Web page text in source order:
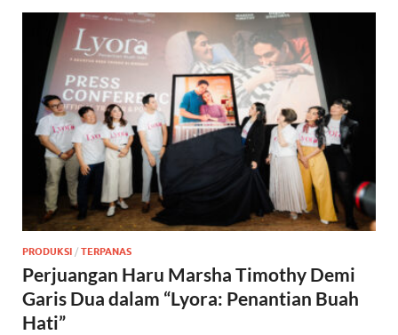
PRODUKSI / TERPANAS
Perjuangan Haru Marsha Timothy Demi
Garis Dua dalam “Lyora: Penantian Buah
Hati”